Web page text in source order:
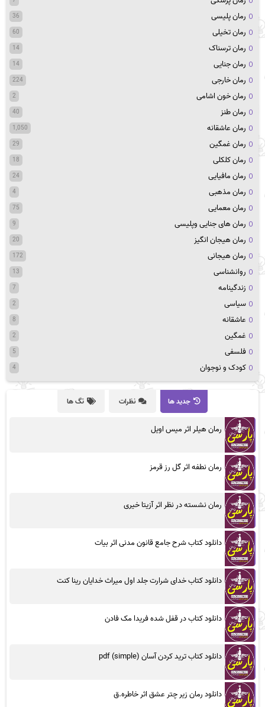
رمان پلیسی 36
رمان تخیلی 60
رمان ترسناک 14
رمان جنایی 14
رمان خارجی 224
رمان خون اشامی 2
رمان طنز 40
رمان عاشقانه 1,050
رمان غمگین 29
رمان کلکلی 18
رمان مافیایی 24
رمان مذهبی 4
رمان معمایی 75
رمان های جنایی وپلیسی 9
رمان هیجان انگیز 20
رمان هیجانی 172
روانشناسی 13
زندگینامه 7
سیاسی 2
عاشقانه 8
غمگین 2
فلسفی 5
کودک و نوجوان 4
جدید ها نظرات تگ ها
رمان هیلر اثر میس اویل
رمان نطفه اثر گل رز قرمز
رمان نشسته در نظر اثر آزیتا خیری
دانلود کتاب شرح جامع قانون مدنی اثر بیات
دانلود کتاب خدای شرارت جلد اول میراث خدایان رینا کنت
دانلود کتاب در قفل شده فریدا مک فادن
دانلود کتاب ترید کردن آسان (simple) pdf
دانلود رمان زیر چتر عشق اثر خاطره.ق